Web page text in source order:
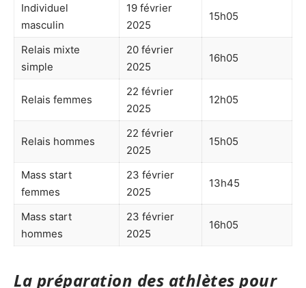
Individuel
masculin
19 février
2025
15h05
Relais mixte
simple
20 février
2025
16h05
Relais femmes
22 février
2025
12h05
Relais hommes
22 février
2025
15h05
Mass start
femmes
23 février
2025
13h45
Mass start
hommes
23 février
2025
16h05
La préparation des athlètes pour